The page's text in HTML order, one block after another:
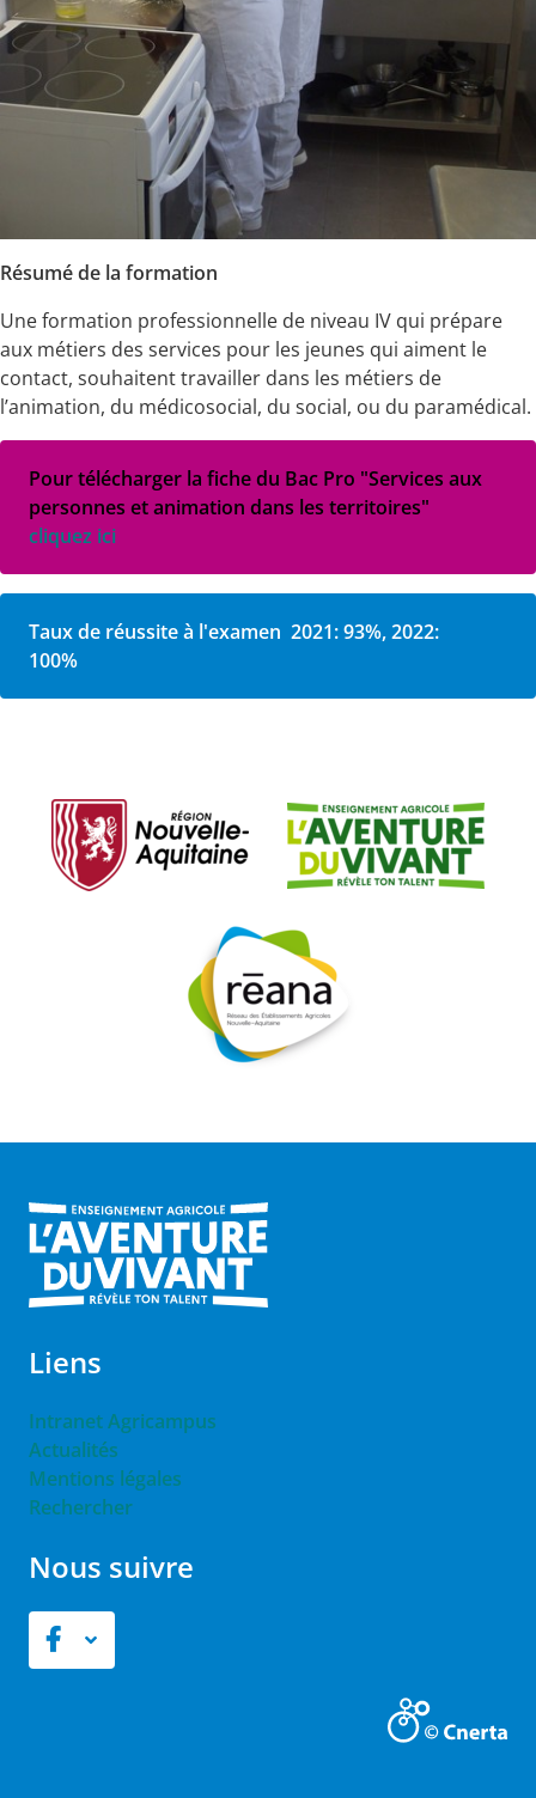
Résumé de la formation
Une formation professionnelle de niveau IV qui prépare
aux métiers des services pour les jeunes qui aiment le
contact, souhaitent travailler dans les métiers de
l’animation, du médicosocial, du social, ou du paramédical.
Pour télécharger la fiche du Bac Pro "Services aux
personnes et animation dans les territoires"
cliquez ici
Taux de réussite à l'examen 2021: 93%, 2022:
100%
Liens
Intranet Agricampus
Actualités
Mentions légales
Rechercher
Nous suivre